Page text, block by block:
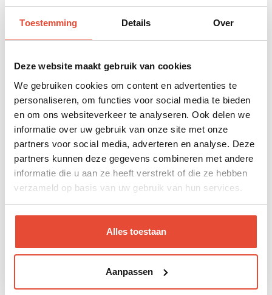
Toestemming Details Over
Deze website maakt gebruik van cookies
We gebruiken cookies om content en advertenties te
personaliseren, om functies voor social media te bieden
en om ons websiteverkeer te analyseren. Ook delen we
informatie over uw gebruik van onze site met onze
partners voor social media, adverteren en analyse. Deze
partners kunnen deze gegevens combineren met andere
informatie die u aan ze heeft verstrekt of die ze hebben
verzameld op basis van uw gebruik van hun services.
Alles toestaan
Aanpassen
Styling &
Voor we een huis te koop zetten op Funda, vragen
we advies aan een stylist. Iemand met een
deskundig oog voor stijl en ruimte kan met kleine
aanpassingen echt verschil maken. Een
professionele fotograaf levert magazine-waardig
werk af. Zo krijg je perfecte plaatjes die we
aanvullen met een 360-graden bezichtiging. Daarbij
persoonlijk verhaal. Wij zorgen dus voor een
optimale totaalbeleving van het huis, waardoor we
zoveel mogelijk potentiële kopers trekken.
Slim prijzen